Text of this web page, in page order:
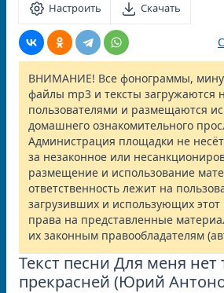
Настроить Скачать
ВНИМАНИЕ! Все фонограммы,
файлы mp3 и тексты загружаются
пользователями и размещаются
домашнего ознакомительного
Администрация площадки не несёт
за незаконное или
размещение и использование
ответственность лежит на
загрузивших и использующих этот
права на представленные
их законным правообладателям
Текст песни Для меня нет
прекрасней (Юрий